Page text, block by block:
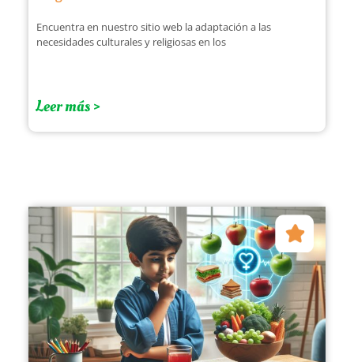
Encuentra en nuestro sitio web la adaptación a las
necesidades culturales y religiosas en los
Leer más >